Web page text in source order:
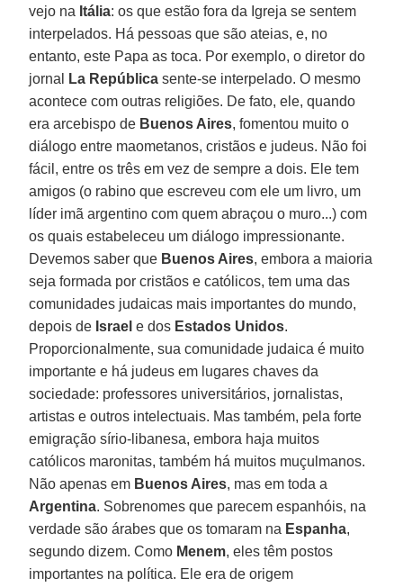
vejo na Itália: os que estão fora da Igreja se sentem
interpelados. Há pessoas que são ateias, e, no
entanto, este Papa as toca. Por exemplo, o diretor do
jornal
La República sente-se interpelado. O mesmo
acontece com outras religiões. De fato, ele, quando
era arcebispo de Buenos Aires, fomentou muito o
diálogo entre maometanos, cristãos e judeus. Não foi
fácil, entre os três em vez de sempre a dois. Ele tem
amigos (o rabino que escreveu com ele um livro, um
líder imã argentino com quem abraçou o muro...) com
os quais estabeleceu um diálogo impressionante.
Devemos saber que Buenos Aires, embora a maioria
seja formada por cristãos e católicos, tem uma das
comunidades judaicas mais importantes do mundo,
depois de Israel e dos Estados Unidos.
Proporcionalmente, sua comunidade judaica é muito
importante e há judeus em lugares chaves da
sociedade: professores universitários, jornalistas,
artistas e outros intelectuais. Mas também, pela forte
emigração sírio-libanesa, embora haja muitos
católicos maronitas, também há muitos muçulmanos.
Não apenas em Buenos Aires, mas em toda a
Argentina. Sobrenomes que parecem espanhóis, na
verdade são árabes que os tomaram na Espanha,
segundo dizem. Como Menem, eles têm postos
importantes na política. Ele era de origem